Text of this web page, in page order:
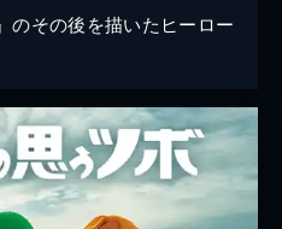
のその後を描いたヒーロー